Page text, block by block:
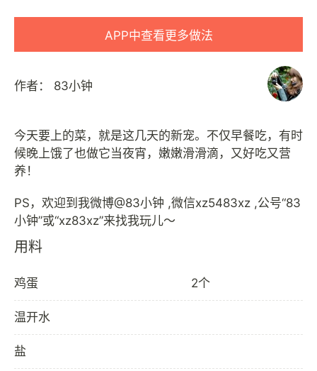
APP中查看更多做法
作者： 83小钟
今天要上的菜，就是这几天的新宠。不仅早餐吃，有时
候晚上饿了也做它当夜宵，嫩嫩滑滑滴，又好吃又营
养！
PS，欢迎到我微博@83小钟 ,微信xz5483xz ,公号“83
用料
鸡蛋 2个
温开水
盐